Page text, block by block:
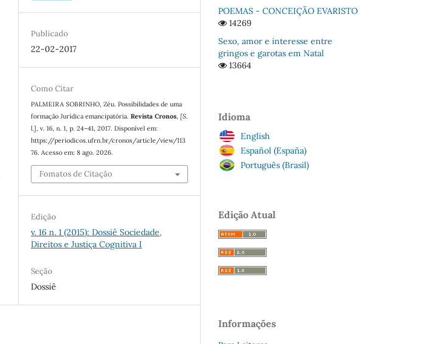
Publicado
22-02-2017
Como Citar
PALMEIRA SOBRINHO, Zéu. Possibilidades de uma
formação Jurídica emancipatória.Revista Cronos,[S.
l.], v. 16, n. 1, p. 24–41, 2017. Disponível em:
https://periodicos.ufrn.br/cronos/article/view/113
76. Acesso em: 8 ago. 2026.
Fomatos de Citação
Edição
v. 16 n. 1 (2015): Dossiê Sociedade,
Direitos e Justiça Cognitiva I
Seção
Dossiê
POEMAS - CONCEIÇÃO EVARISTO
14269
Sexo, amor e interesse entre
gringos e garotas em Natal
13664
Idioma
English
Español (España)
Português (Brasil)
Edição Atual
Informações